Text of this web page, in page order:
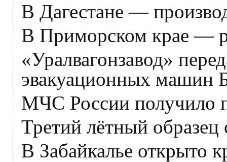
В Дагестане —
В Приморском крае —
«Уралвагонзавод»
эвакуационных
МЧС России получило
Третий лётный
В Забайкалье открыто